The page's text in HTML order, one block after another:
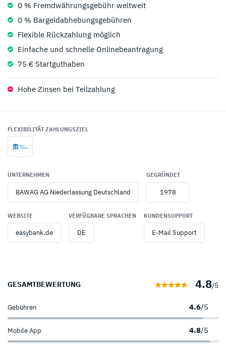
0 % Fremdwährungsgebühr weltweit
0 % Bargeldabhebungsgebühren
Flexible Rückzahlung möglich
Einfache und schnelle Onlinebeantragung
75 € Startguthaben
Hohe Zinsen bei Teilzahlung
FLEXIBILITÄT ZAHLUNGSZIEL
UNTERNEHMEN
BAWAG AG Niederlassung Deutschland
GEGRÜNDET
1978
WEBSITE
easybank.de
VERFÜGBARE SPRACHEN
DE
KUNDENSUPPORT
E-Mail Support
GESAMTBEWERTUNG 4.8/5
Gebühren 4.6/5
Mobile App 4.8/5